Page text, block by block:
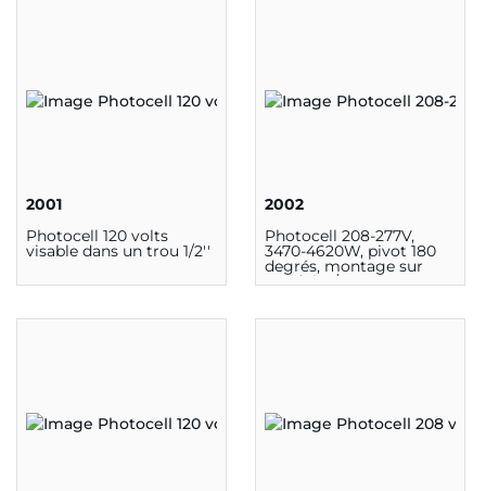
2001
Photocell 120 volts
visable dans un trou 1/2''
2002
Photocell 208-277V,
3470-4620W, pivot 180
degrés, montage sur
conduit 1/2''